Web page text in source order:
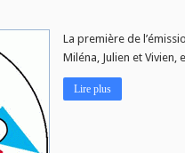
La première de
Miléna, Julien et Vivien,
Lire plus